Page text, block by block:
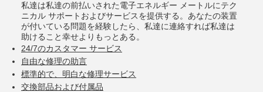
私達は私達の前払いされた電子エネルギー メートルにテク
ニカル サポートおよびサービスを提供する。あなたの装置
が付いている問題を経験したら、私達に連絡すれば私達は
助けること幸せよりもっとある。
24/7のカスタマー サービス
自由な修理の助言
標準的で、明白な修理サービス
交換部品および付属品